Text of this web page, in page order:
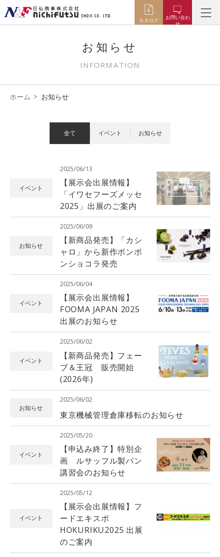
カタログ
お問い合わ
せ
お知らせ
INFORMATION
ホーム お知らせ
全て イベント お知らせ
イベント
2025/06/13
【展示会出展情報】
「イワセフーズメッセ
2025」出展のご案内
お知らせ
2025/06/09
【新商品発売】「カシ
ャロ」から新作ボンボ
ンショコラ発売
イベント
2025/06/04
【展示会出展情報】
FOOMA JAPAN 2025
出展のお知らせ
イベント
2025/06/02
【新商品発売】フェー
ブ＆王冠 販売開始
(2026年)
お知らせ
2025/06/02
東京機械管理倉庫移転のお知らせ
イベント
2025/05/20
【申込み終了】特別企
画 ルサッフル製パン
講習会のお知らせ
イベント
2025/05/12
【展示会出展情報】フ
ードエキスポ
HOKURIKU2025 出展
のご案内